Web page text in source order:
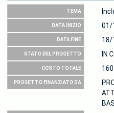
TEMA
DATA INIZIO 01/
DATA FINE 18/
STATO DEL PROGETTO IN
COSTO TOTALE
PROGETTO FINANZIATO DA